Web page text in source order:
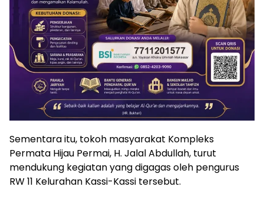
Sementara itu, tokoh masyarakat Kompleks
Permata Hijau Permai, H. Jalal Abdullah, turut
mendukung kegiatan yang digagas oleh pengurus
RW 11 Kelurahan Kassi-Kassi tersebut.